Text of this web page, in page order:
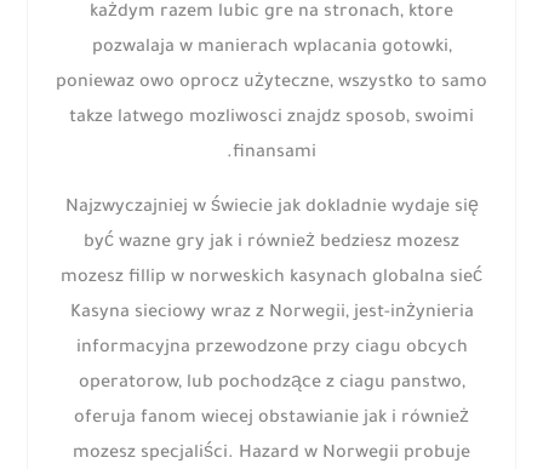
każdym razem lubic gre na stronach, ktore
pozwalaja w manierach wplacania gotowki,
poniewaz owo oprocz użyteczne, wszystko to samo
takze latwego mozliwosci znajdz sposob, swoimi
finansami.
Najzwyczajniej w świecie jak dokladnie wydaje się
być wazne gry jak i również bedziesz mozesz
mozesz fillip w norweskich kasynach globalna sieć
Kasyna sieciowy wraz z Norwegii, jest-inżynieria
informacyjna przewodzone przy ciagu obcych
operatorow, lub pochodzące z ciagu panstwo,
oferuja fanom wiecej obstawianie jak i również
mozesz specjaliści. Hazard w Norwegii probuje